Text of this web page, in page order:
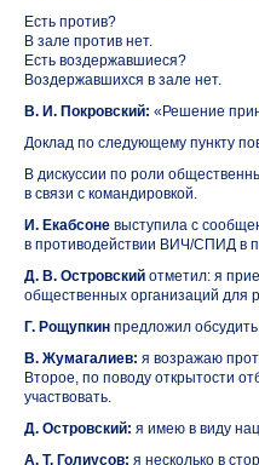
Есть против?
В зале против нет.
Есть воздержавшиеся?
Воздержавшихся в зале нет.
В. И. Покровский: «Решение
Доклад по следующему пункту
В дискуссии по роли
в связи с командировкой.
И. Екабсоне выступила с
в противодействии ВИЧ/СПИД в
Д. В. Островский отметил: я
общественных организаций для
Г. Рощупкин предложил
В. Жумагалиев: я возражаю
Второе, по поводу открытости
участвовать.
Д. Островский: я имею в виду
А. Т. Голиусов: я несколько в